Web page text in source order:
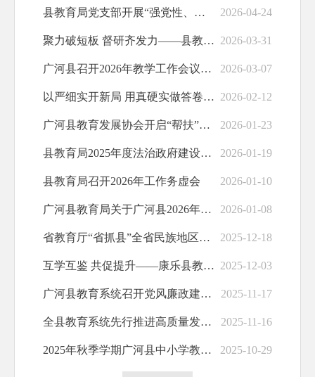
县教育局党支部开展“强党性、提能力、兴教育”主题党日活动 2026-04-24
聚力破短板 督研齐发力——县教育局召开2026年督导教研第一次专题会议 2026-03-31
广河县召开2026年教学工作会议凝聚高质量发展共识 2026-03-07
以严细实开新局 用真硬实做答卷——广河县召开2026年春季学期开学工作安排会 2026-02-12
广河县教育发展协会开启“帮扶”之路 2026-01-23
县教育局2025年度法治政府建设报告 2026-01-19
县教育局召开2026年工作务虚会 2026-01-10
广河县教育局关于广河县2026年农村义务教育学生营养改善计划 项目公示 2026-01-08
省教育厅“省抓县”全省民族地区教育高质量发展试点工作座谈会在广河县召开 2025-12-18
互学互鉴 共促提升——康乐县教育局赴广河县交流学习教育质量提升工作 2025-12-03
广河县教育系统召开党风廉政建设工作专题会议 2025-11-17
全县教育系统先行推进高质量发展工作 2025-11-16
2025年秋季学期广河县中小学教师教学技能（优质课）大赛暨观摩研讨活动成功举办 2025-10-29